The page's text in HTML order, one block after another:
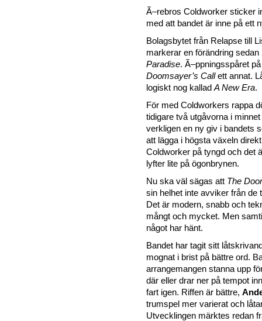
Ã–rebros Coldworker sticker
med att bandet är inne på ett
Bolagsbytet från Relapse till
markerar en förändring
Paradise. Ã–ppningsspåret
Doomsayer’s Callett annat.
logiskt nog kallad A New Era.
För med Coldworkers rappa
tidigare två utgåvorna i
verkligen en ny giv i bandets
att lägga i högsta växeln
Coldworker på tyngd och det
lyfter lite på ögonbrynen.
Nu ska väl sägas att The
sin helhet inte avviker från de
Det är modern, snabb och
mångt och mycket. Men
något har hänt.
Bandet har tagit sitt
mognat i brist på bättre ord.
arrangemangen stanna upp
där eller drar ner på tempot
fart igen. Riffen är bättre,
trumspel mer varierat och
Utvecklingen märktes redan